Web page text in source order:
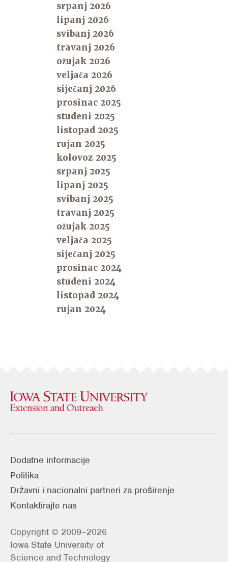
srpanj 2026
lipanj 2026
svibanj 2026
travanj 2026
ožujak 2026
veljača 2026
siječanj 2026
prosinac 2025
studeni 2025
listopad 2025
rujan 2025
kolovoz 2025
srpanj 2025
lipanj 2025
svibanj 2025
travanj 2025
ožujak 2025
veljača 2025
siječanj 2025
prosinac 2024
studeni 2024
listopad 2024
rujan 2024
Dodatne informacije
Politika
Državni i nacionalni partneri za proširenje
Kontaktirajte nas
Copyright © 2009–2026
Iowa State University of
Science and Technology